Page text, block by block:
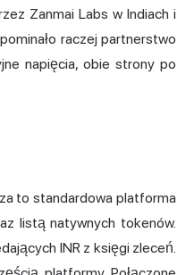
Zanmai Labs w Indiach i
raczej partnerstwo
napięcia, obie strony po
to standardowa platforma
listą natywnych tokenów.
INR z księgi zleceń.